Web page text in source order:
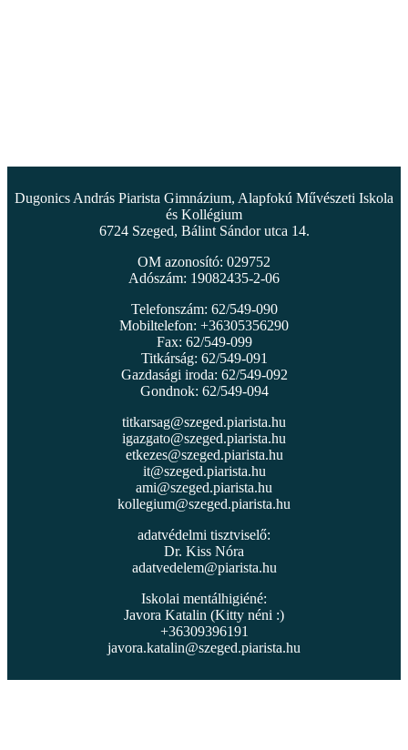
Dugonics András Piarista Gimnázium, Alapfokú Művészeti Iskola
és Kollégium
6724 Szeged, Bálint Sándor utca 14.
OM azonosító: 029752
Adószám: 19082435-2-06
Telefonszám: 62/549-090
Mobiltelefon: +36305356290
Fax: 62/549-099
Titkárság: 62/549-091
Gazdasági iroda: 62/549-092
Gondnok: 62/549-094
titkarsag@szeged.piarista.hu
igazgato@szeged.piarista.hu
etkezes@szeged.piarista.hu
it@szeged.piarista.hu
ami@szeged.piarista.hu
kollegium@szeged.piarista.hu
adatvédelmi tisztviselő:
Dr. Kiss Nóra
adatvedelem@piarista.hu
Iskolai mentálhigiéné:
Javora Katalin (Kitty néni :)
+36309396191
javora.katalin@szeged.piarista.hu